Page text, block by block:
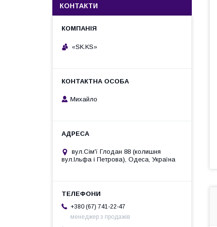
КОНТАКТИ
«SK.KS»
Михайло
вул.Сім'ї Глодан 88 (колишня
вул.Ільфа і Петрова), Одеса, Україна
+380 (67) 741-22-47
менеджер з продажів